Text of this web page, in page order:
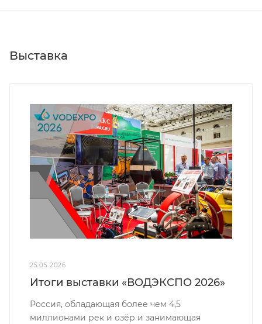
Выставка
25.05.2026
Итоги выставки «ВОДЭКСПО 2026»
Россия, обладающая более чем 4,5
миллионами рек и озёр и занимающая